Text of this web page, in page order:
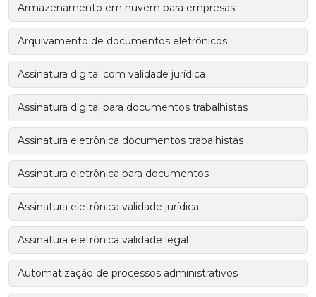
Armazenamento em nuvem para empresas
Arquivamento de documentos eletrônicos
Assinatura digital com validade jurídica
Assinatura digital para documentos trabalhistas
Assinatura eletrônica documentos trabalhistas
Assinatura eletrônica para documentos
Assinatura eletrônica validade jurídica
Assinatura eletrônica validade legal
Automatização de processos administrativos